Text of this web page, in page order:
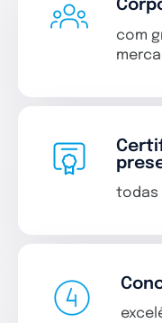
com
todas